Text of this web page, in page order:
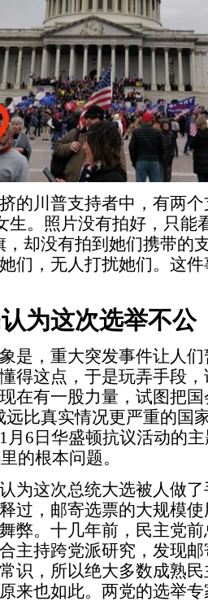
的川普支持者中，有两
生。照片没有拍好，只能
，却没有拍到她们携带的
们，无人打扰她们。这
为这次选举不公
是，重大突发事件让人
得这点，于是玩弄手段
在有一股力量，试图把
远比真实情况更严重的国
1月6日华盛顿抗议活动的
的根本问题。
为这次总统大选被人做
过，邮寄选票的大规模
弊。十几年前，民主党
主持跨党派研究，发现
识，所以绝大多数成熟
来也如此。两党的选举